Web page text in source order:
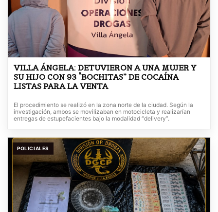
VILLA ÁNGELA: DETUVIERON A UNA MUJER Y
SU HIJO CON 93 “BOCHITAS” DE COCAÍNA
LISTAS PARA LA VENTA
El procedimiento se realizó en la zona norte de la ciudad. Según la
investigación, ambos se movilizaban en motocicleta y realizarían
entregas de estupefacientes bajo la modalidad “delivery”.
POLICIALES